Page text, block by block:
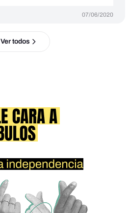
07/06/2020
Ver todos